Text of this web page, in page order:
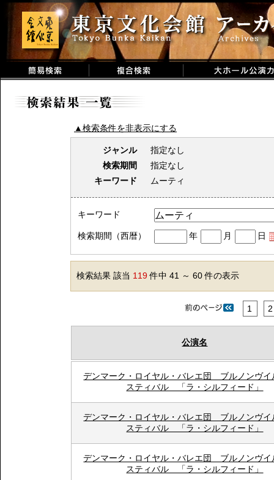
▲検索条件を非表示にする
ジャンル
指定なし
検索期間
指定なし
キーワード
ムーティ
キーワード
検索期間（西暦） 年 月 日
検索結果 該当 119件中 41 ～ 60 件の表示
1 2
公演名
デンマーク・ロイヤル・バレエ団 ブルノンヴイ
スティバル 「ラ・シルフィード」
デンマーク・ロイヤル・バレエ団 ブルノンヴイ
スティバル 「ラ・シルフィード」
デンマーク・ロイヤル・バレエ団 ブルノンヴイ
スティバル 「ラ・シルフィード」